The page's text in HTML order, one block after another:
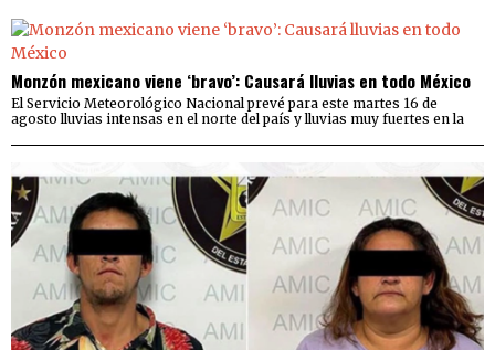
Monzón mexicano viene ‘bravo’: Causará lluvias en todo México
El Servicio Meteorológico Nacional prevé para este martes 16 de
agosto lluvias intensas en el norte del país y lluvias muy fuertes en la